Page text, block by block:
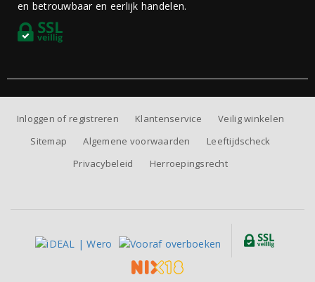
en betrouwbaar en eerlijk handelen.
Inloggen of registreren Klantenservice
Veilig winkelen
Sitemap
Algemene voorwaarden
Leeftijdscheck
Privacybeleid
Herroepingsrecht